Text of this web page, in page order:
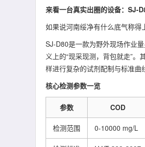
来看一台真实出圈的设备：SJ-
如果说河南绥净有什么底气称得
SJ-D80是一款为野外现场作业
义上的“现采现测，背包就走”
样进行复杂的试剂配制与标准曲
核心检测参数一览
参数 COD
检测范围 0-10000 mg/L